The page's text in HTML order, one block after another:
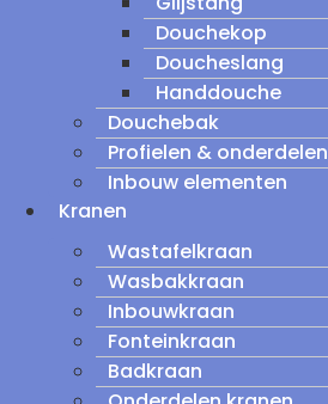
Douchekop
Doucheslang
Handdouche
Douchebak
Profielen & onderdelen
Inbouw elementen
Kranen
Wastafelkraan
Wasbakkraan
Inbouwkraan
Fonteinkraan
Badkraan